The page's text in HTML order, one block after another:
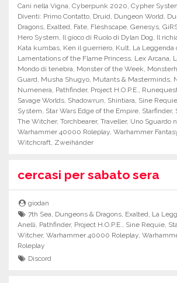
Cani nella Vigna, Cyberpunk 2020, Cypher
Diventi: Primo Contatto, Druid, Dungeon World,
Dragons, Exalted, Fate, Fleshscape, Genesys,
Hero System, Il gioco di Ruolo di Dylan Dog, Il
Kata kumbas, Ken il guerriero, Kult, La Leggenda
Lamentations of the Flame Princess, Lex Arcana,
Mondo di tenebra, Monster of the Week,
Guard, Musha Shugyo, Mutants & Masterminds,
Numenera, Pathfinder, Project H.O.P.E.,
Savage Worlds, Shadowrun, Shintiara, Sine Requie
System, Star Wars Edge of the Empire, Starfinder,
The Witcher, Torchbearer, Traveller, Uno Sguardo
Warhammer 40000 Roleplay, Warhammer
Witchcraft, Zweihänder
cercasi per sabato sera
giodan
7th Sea, Dungeons & Dragons, Exalted, La
Anelli, Pathfinder, Project H.O.P.E., Sine Requie,
Witcher, Warhammer 40000 Roleplay,
Roleplay
Discord